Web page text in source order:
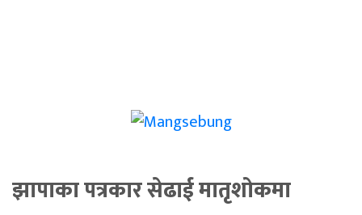
झापाका पत्रकार सेढाई मातृशोकमा